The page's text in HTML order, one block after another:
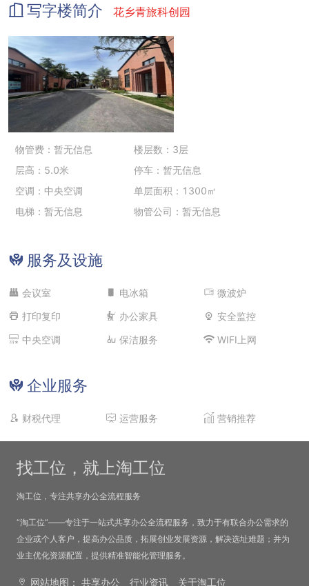
写字楼简介 花乡青旅科创园
物管费：暂无信息
层高：5.0米
空调：中央空调
电梯：暂无信息
楼层数：3层
停车：暂无信息
单层面积：1300㎡
物管公司：暂无信息
服务及设施
会议室 电冰箱
微波炉
打印复印
办公家具
安全监控
中央空调
保洁服务 WIFI上网
企业服务
财税代理 运营服务 营销推荐
找工位，就上淘工位
淘工位，专注共享办公全流程服务
“淘工位”——专注于一站式共享办公全流程服务，致力于有联合办公需求的
企业或个人客户，提高办公品质，拓展创业发展资源，解决选址难题；并为
业主优化资源配置，提供精准智能化管理服务。
网站地图： 共享办公 行业资讯 关于淘工位